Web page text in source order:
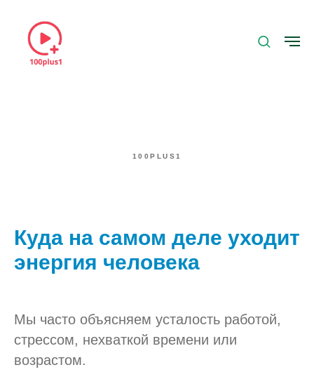
100PLUS1
Куда на самом деле уходит
энергия человека
Мы часто объясняем усталость работой,
стрессом, нехваткой времени или
возрастом.